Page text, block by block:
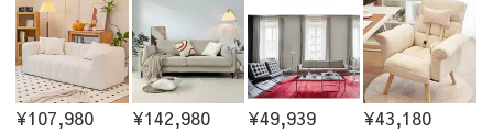
¥107,980 ¥142,980 ¥49,939 ¥43,180